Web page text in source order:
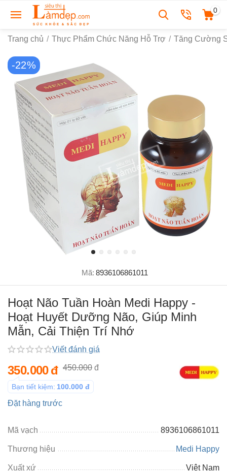
0
Trang chủ / Thực Phẩm Chức Năng Hỗ Trợ / Tăng Cường
-22%
Mã: 8936106861011
Hoạt Não Tuần Hoàn Medi Happy -
Hoạt Huyết Dưỡng Não, Giúp Minh
Mẫn, Cải Thiện Trí Nhớ
Viết đánh giá
350.000đ 450.000 đ
Bạn tiết kiệm: 100.000 đ
Đặt hàng trước
Mã vạch 8936106861011
Thương hiệu Medi Happy
Xuất xứ Việt Nam